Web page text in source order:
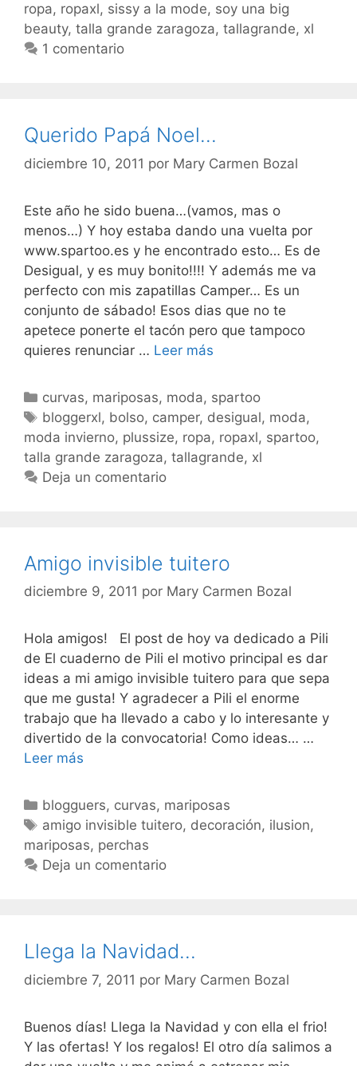
ropa, ropaxl, sissy a la mode, soy una big
beauty, talla grande zaragoza, tallagrande, xl
1 comentario
Querido Papá Noel…
diciembre 10, 2011 por Mary Carmen Bozal
Este año he sido buena…(vamos, mas o
menos…) Y hoy estaba dando una vuelta por
www.spartoo.es y he encontrado esto… Es de
Desigual, y es muy bonito!!!! Y además me va
perfecto con mis zapatillas Camper… Es un
conjunto de sábado! Esos dias que no te
apetece ponerte el tacón pero que tampoco
quieres renunciar … Leer más
Noel…
Categorías
curvas, mariposas, moda, spartoo
Etiquetas
bloggerxl, bolso, camper, desigual, moda,
moda invierno, plussize, ropa, ropaxl, spartoo,
talla grande zaragoza, tallagrande, xl
Deja un comentario
Amigo invisible tuitero
diciembre 9, 2011 por Mary Carmen Bozal
Hola amigos! El post de hoy va dedicado a Pili
de El cuaderno de Pili el motivo principal es dar
ideas a mi amigo invisible tuitero para que sepa
que me gusta! Y agradecer a Pili el enorme
trabajo que ha llevado a cabo y lo interesante y
divertido de la convocatoria! Como ideas… …
Leer más
Categorías
blogguers, curvas, mariposas
Etiquetas
amigo invisible tuitero, decoración, ilusion,
mariposas, perchas
Deja un comentario
Llega la Navidad…
diciembre 7, 2011 por Mary Carmen Bozal
Buenos días! Llega la Navidad y con ella el frio!
Y las ofertas! Y los regalos! El otro día salimos a